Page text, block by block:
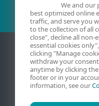
We and our
best optimized online
traffic, and serve you
to the collection of all
close", decline all non-
essential cookies
clicking "Manage
withdraw your
anytime by clicking
footer or in your
information, see our